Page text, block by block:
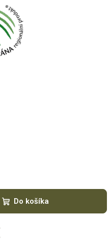
Do košíka